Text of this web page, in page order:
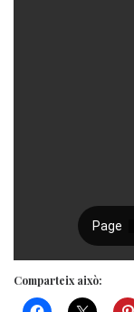
Comparteix això: